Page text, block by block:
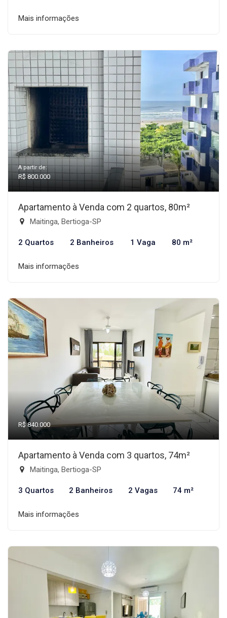
Mais informações
A partir de:
R$ 800.000
Apartamento à Venda com 2 quartos, 80m²
Maitinga, Bertioga-SP
2 Quartos 2 Banheiros 1 Vaga 80 m²
Mais informações
R$ 840.000
Apartamento à Venda com 3 quartos, 74m²
Maitinga, Bertioga-SP
3 Quartos 2 Banheiros 2 Vagas 74 m²
Mais informações